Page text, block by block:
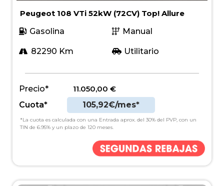
Peugeot 108 VTi 52kW (72CV) Top! Allure
Gasolina
Manual
82290 Km Utilitario
Precio* 11.050,00 €
Cuota*
105,92€/mes*
*La cuota es calculada con una Entrada aprox. del 30% del PVP, con un
TIN de 6.95% y un plazo de 120 meses.